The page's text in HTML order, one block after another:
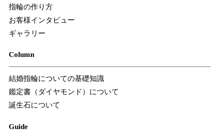
指輪の作り方
お客様インタビュー
ギャラリー
Column
結婚指輪についての基礎知識
鑑定書（ダイヤモンド）について
誕生石について
Guide